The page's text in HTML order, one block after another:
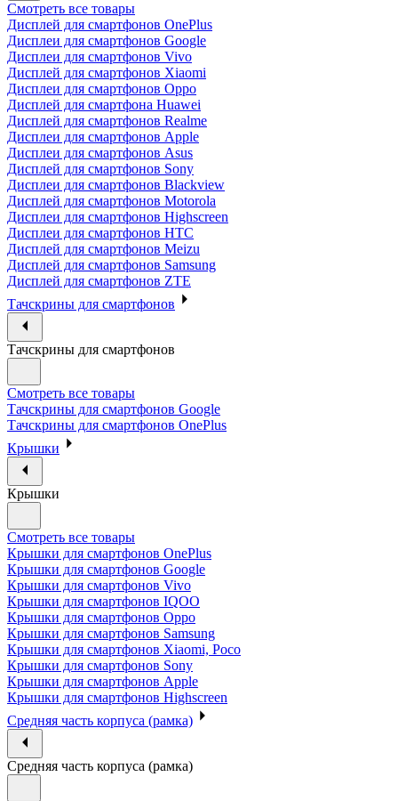
Смотреть все товары
Дисплей для смартфонов OnePlus
Дисплеи для смартфонов Google
Дисплеи для смартфонов Vivo
Дисплей для смартфонов Xiaomi
Дисплеи для смартфонов Oppo
Дисплей для смартфона Huawei
Дисплей для смартфонов Realme
Дисплеи для смартфонов Apple
Дисплеи для смартфонов Asus
Дисплей для смартфонов Sony
Дисплеи для смартфонов Blackview
Дисплей для смартфонов Motorola
Дисплеи для смартфонов Highscreen
Дисплеи для смартфонов HTC
Дисплей для смартфонов Meizu
Дисплей для смартфонов Samsung
Дисплей для смартфонов ZTE
Тачскрины для смартфонов
Тачскрины для смартфонов
Смотреть все товары
Тачскрины для смартфонов Google
Тачскрины для смартфонов OnePlus
Крышки
Крышки
Смотреть все товары
Крышки для смартфонов OnePlus
Крышки для смартфонов Google
Крышки для смартфонов Vivo
Крышки для смартфонов IQOO
Крышки для смартфонов Oppo
Крышки для смартфонов Samsung
Крышки для смартфонов Xiaomi, Poco
Крышки для смартфонов Sony
Крышки для смартфонов Apple
Крышки для смартфонов Highscreen
Средняя часть корпуса (рамка)
Средняя часть корпуса (рамка)